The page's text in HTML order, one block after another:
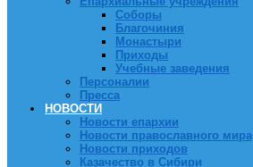
Соборы
Благочиния
Монастыри
Приходы
Учебные заведения
Персоналии
Пресса
НОВОСТИ
Новости епархии
Новости православного мира
Новости приходов
Казачество в Сибири